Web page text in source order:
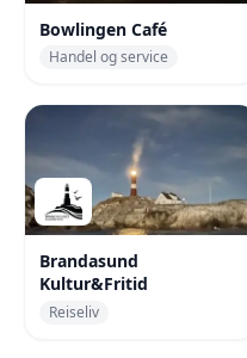
Bowlingen Café
Handel og service
Brandasund
Kultur&Fritid
Reiseliv